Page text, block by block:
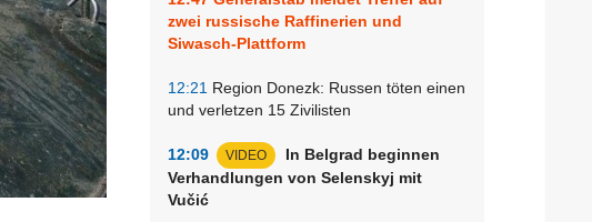
zwei russische Raffinerien und
Siwasch-Plattform
12:21 Region Donezk: Russen töten einen
und verletzen 15 Zivilisten
12:09 VIDEO
In Belgrad beginnen
Verhandlungen von Selenskyj mit
Vučić